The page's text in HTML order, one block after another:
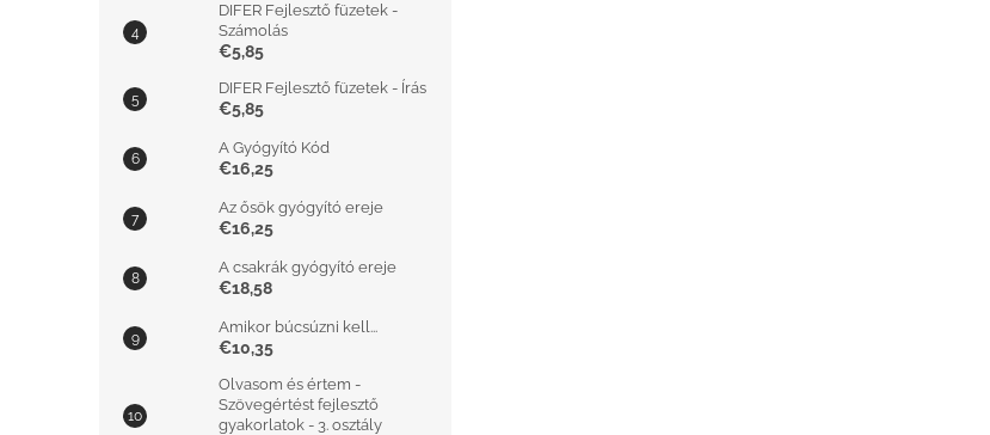
DIFER Fejlesztő füzetek -
Számolás
€5,85
DIFER Fejlesztő füzetek - Írás
€5,85
A Gyógyító Kód
€16,25
Az ősök gyógyító ereje
€16,25
A csakrák gyógyító ereje
€18,58
Amikor búcsúzni kell...
€10,35
Olvasom és értem -
Szövegértést fejlesztő
gyakorlatok - 3. osztály